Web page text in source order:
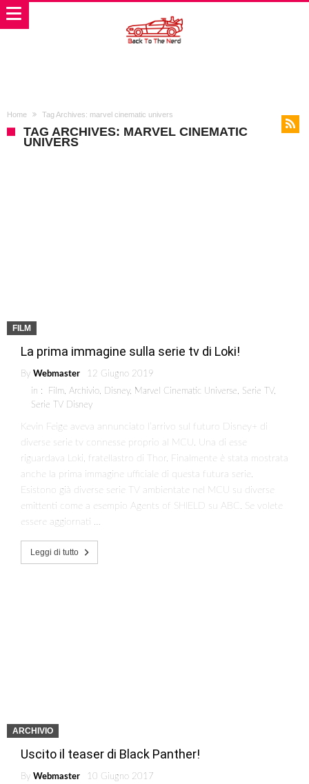
Home Tag Archives: marvel cinematic univers
TAG ARCHIVES: MARVEL CINEMATIC
UNIVERS
FILM
La prima immagine sulla serie tv di Loki!
By Webmaster
12 Giugno 2019
in :
Film, Archivio, Disney, Marvel Cinematic Universe, Serie TV,
Serie TV Disney
Kevin Feige aveva annunciato l’arrivo sul futuro Disney+ di
diverse serie tv connesse proprio al MCU. Una di esse
riguardava Loki, fratellastro di Thor. Finalmente è stata mostrata
anche la prima immagine ufficiale di questa futura serie.
Esistono già diverse serie TV ambientate nel MCU su diverse
emittenti come a esempio Agents of SHIELD su ABC. Se volete
essere aggiornati …
Leggi di tutto
ARCHIVIO
Uscito il teaser di Black Panther!
By Webmaster
10 Giugno 2017